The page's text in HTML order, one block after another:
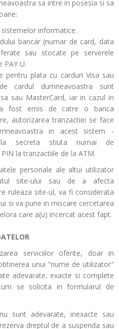
sa intre in posesia si sa
sistemelor informatice.
bancar (numar de card, data
sau stocate pe serverele
PAY U.
pentru plata cu carduri Visa sau
cardul dumneavoastra sunt
sau MasterCard, iar in cazul in
a fost emis de catre o banca
autorizarea tranzactiei se face
in acest sistem -
secreta stiuta numai de
la tranzactiile de la ATM.
personale ale altui utilizator
site-ului sau de a afecta
ruleaza site-ul, va fi considerata
si va pune in miscare cercetarea
care a(u) incercat acest fapt.
serviciilor oferite, doar in
unui "nume de utilizator"
adevarate, exacte si complete
se solicita in formularul de
sunt adevarate, inexacte sau
dreptul de a suspenda sau